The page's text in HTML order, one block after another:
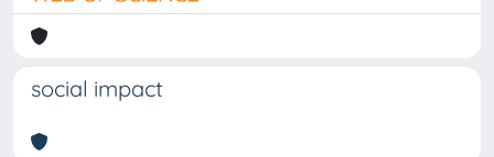
social impact